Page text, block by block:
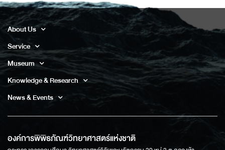
About Us
Service
Museum
Knowledge & Research
News & Events
องค์การพิพิธภัณฑ์วิทยาศาสตร์แห่งชาติ